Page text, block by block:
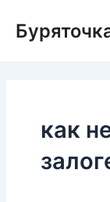
содержимому
как